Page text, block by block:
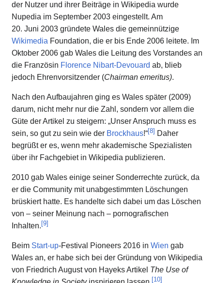
der Nutzer und ihrer Beiträge in Wikipedia wurde
Nupedia im September 2003 eingestellt. Am
20. Juni 2003 gründete Wales die gemeinnützige
Wikimedia Foundation, die er bis Ende 2006 leitete. Im
Oktober 2006 gab Wales die Leitung des Vorstandes an
die Französin Florence Nibart-Devouard ab, blieb
jedoch Ehrenvorsitzender (Chairman emeritus).
Nach den Aufbaujahren ging es Wales später (2009)
darum, nicht mehr nur die Zahl, sondern vor allem die
Güte der Artikel zu steigern: „Unser Anspruch muss es
sein, so gut zu sein wie der Brockhaus!“[8] Daher
begrüßt er es, wenn mehr akademische Spezialisten
über ihr Fachgebiet in Wikipedia publizieren.
2010 gab Wales einige seiner Sonderrechte zurück, da
er die Community mit unabgestimmten Löschungen
brüskiert hatte. Es handelte sich dabei um das Löschen
von – seiner Meinung nach – pornografischen
Inhalten. [9]
Beim Start-up-Festival Pioneers 2016 in Wien gab
Wales an, er habe sich bei der Gründung von Wikipedia
von Friedrich August von Hayeks Artikel The Use of
[10]